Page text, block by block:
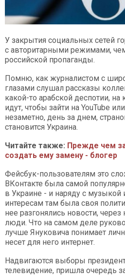
У закрытия социальных сетей
с авторитарными режимами,
российской пропаганды.
Помню, как журналистом с
глазами слушал рассказы
какой-то арабской деспотии,
идут, чтобы зайти на YouTube
незаметно, день за днем,
становится Украина.
Читайте также: Прежде чем
создать ему замену - блогер
Фейсбук-пользователям это
ВКонтакте была самой
в Украине - и наряду с музыкой
интересам там была своя
нее разгонялись новости,
люди. Что на самом деле
лучше Януковича понимает
несет для него интернет.
Надвигаются выборы
телевидение, пришла очередь